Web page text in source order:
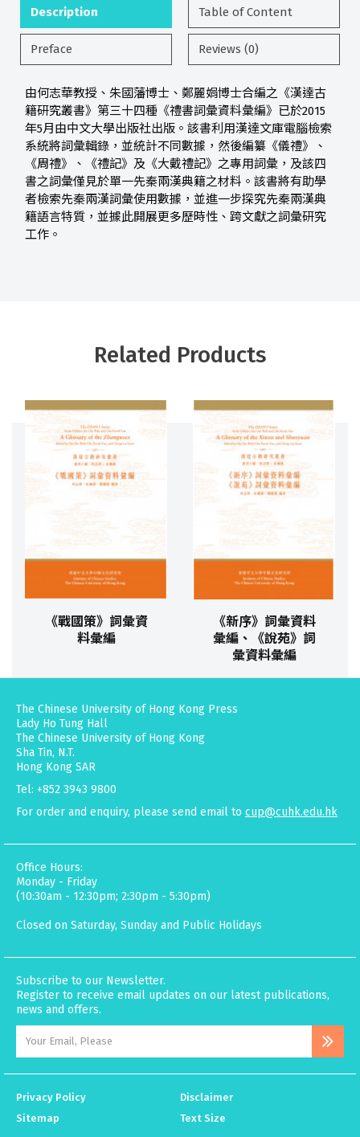
Description Table of Content
Preface Reviews (0)
由何志華教授、朱國藩博士、鄭麗娟博士合編之《漢達古
籍研究叢書》第三十四種《禮書詞彙資料彙編》已於2015
年5月由中文大學出版社出版。該書利用漢達文庫電腦檢索
系統將詞彙輯錄，並統計不同數據，然後編纂《儀禮》、
《周禮》、《禮記》及《大戴禮記》之專用詞彙，及該四
書之詞彙僅見於單一先秦兩漢典籍之材料。該書將有助學
者檢索先秦兩漢詞彙使用數據，並進一步探究先秦兩漢典
籍語言特質，並據此開展更多歷時性、跨文獻之詞彙研究
工作。
Related Products
《戰國策》詞彙資
料彙編
《新序》詞彙資料
彙編、《說苑》詞
彙資料彙編
The Chinese University of Hong Kong Press
Lady Ho Tung Hall
The Chinese University of Hong Kong
Sha Tin, N.T.
Hong Kong SAR
Tel: +852 3943 9800
For order and enquiry, please send email to cup@cuhk.edu.hk
Office Hours:
Monday - Friday
(10:30am - 12:30pm; 2:30pm - 5:30pm)
Closed on Saturday, Sunday and Public Holidays
Subscribe to our Newsletter.
Register to receive email updates on our latest publications,
news and offers.
Privacy Policy
Disclaimer
Sitemap
Text Size